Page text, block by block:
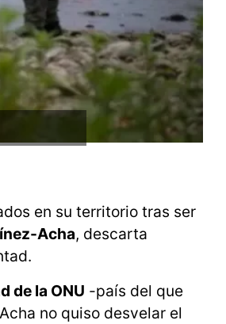
en su territorio tras ser
Acha, descarta
de la ONU -país del que
no quiso desvelar el